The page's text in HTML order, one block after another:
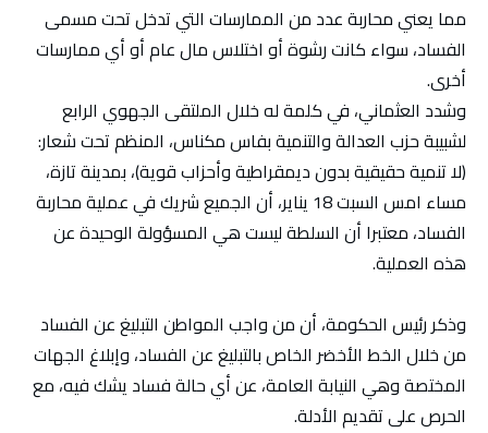
مما يعني محاربة عدد من الممارسات التي تدخل تحت مسمى
الفساد، سواء كانت رشوة أو اختلاس مال عام أو أي ممارسات
أخرى.
وشدد العثماني، في كلمة له خلال الملتقى الجهوي الرابع
لشبيبة حزب العدالة والتنمية بفاس مكناس، المنظم تحت شعار:
(لا تنمية حقيقية بدون ديمقراطية وأحزاب قوية)، بمدينة تازة،
مساء امس السبت 18 يناير، أن الجميع شريك في عملية محاربة
الفساد، معتبرا أن السلطة ليست هي المسؤولة الوحيدة عن
هذه العملية.
وذكر رئيس الحكومة، أن من واجب المواطن التبليغ عن الفساد
من خلال الخط الأخضر الخاص بالتبليغ عن الفساد، وإبلاغ الجهات
المختصة وهي النيابة العامة، عن أي حالة فساد يشك فيه، مع
الحرص على تقديم الأدلة.